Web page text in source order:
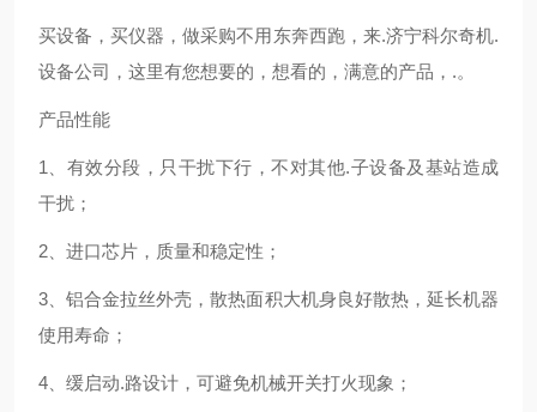
买设备，买仪器，做采购不用东奔西跑，来.济宁科尔奇机.
设备公司，这里有您想要的，想看的，满意的产品，.。
产品性能
1、有效分段，只干扰下行，不对其他.子设备及基站造成
干扰；
2、进口芯片，质量和稳定性；
3、铝合金拉丝外壳，散热面积大机身良好散热，延长机器
使用寿命；
4、缓启动.路设计，可避免机械开关打火现象；